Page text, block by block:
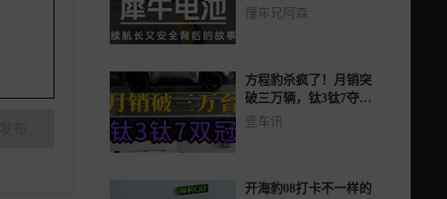
产工厂
懂车兄阿森
方程豹杀疯了！月销突
破三万辆，钛3钛7夺双
冠
壹车讯
开海豹08打卡不一样的